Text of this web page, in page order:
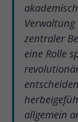
zentraler
eine Rolle
allgemein